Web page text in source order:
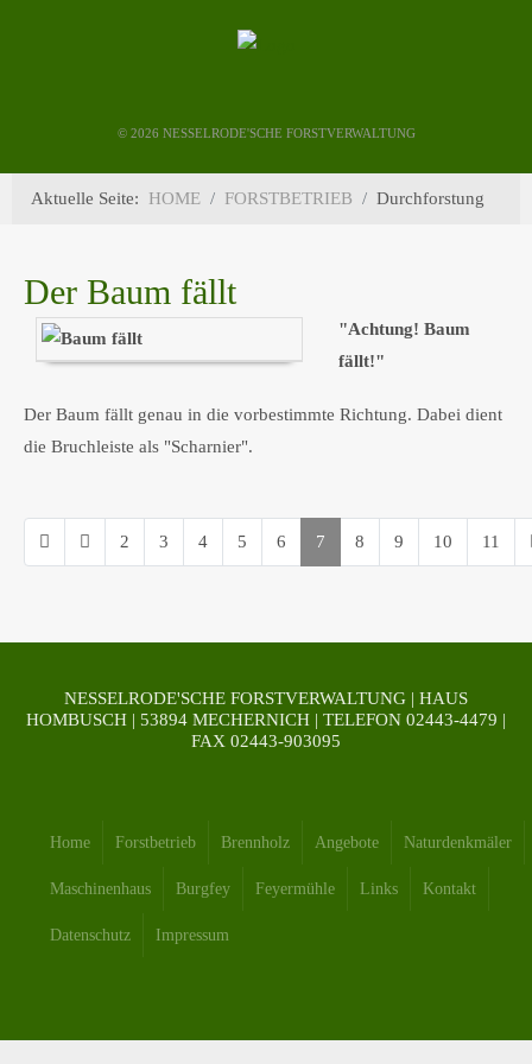
© 2026 NESSELRODE'SCHE FORSTVERWALTUNG
Aktuelle Seite: HOME FORSTBETRIEB Durchforstung
Der Baum fällt
"Achtung! Baum
fällt!"
Der Baum fällt genau in die vorbestimmte Richtung. Dabei dient
die Bruchleiste als "Scharnier".
Seite 7 von 22
2 3 4 5 6 7 8 9 10 11
NESSELRODE'SCHE FORSTVERWALTUNG | HAUS
HOMBUSCH | 53894 MECHERNICH | TELEFON 02443-4479 |
FAX 02443-903095
Home Forstbetrieb Brennholz Angebote Naturdenkmäler
Maschinenhaus Burgfey Feyermühle Links Kontakt
Datenschutz Impressum